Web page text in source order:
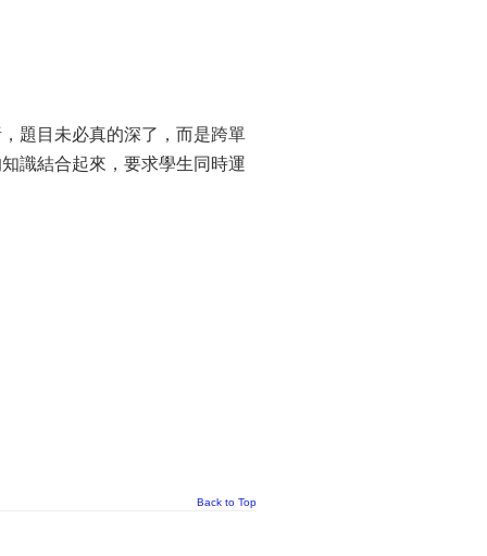
題目未必真的深了，而是跨單
識結合起來，要求學生同時運
Back to Top